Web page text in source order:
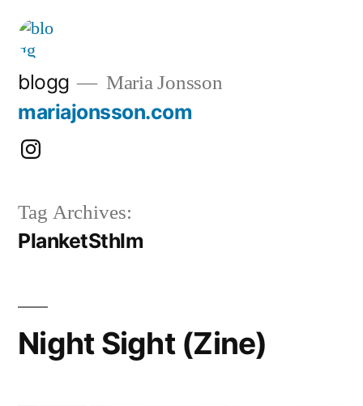
Skip
content
blogg Maria Jonsson
mariajonsson.com
Instagram:
Tag Archives:
PlanketSthlm
Night Sight (Zine)